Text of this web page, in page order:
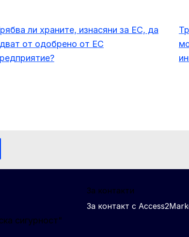
ли храните, изнасяни за ЕС, да
от одобрено от ЕС
сигурност"
За контакти
За контакт с